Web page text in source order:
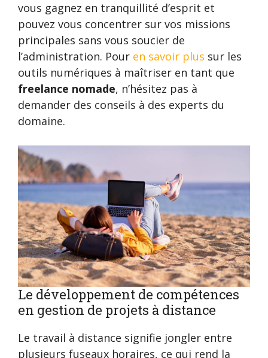
vous gagnez en tranquillité d’esprit et
pouvez vous concentrer sur vos missions
principales sans vous soucier de
l’administration. Pour en savoir plus sur les
outils numériques à maîtriser en tant que
freelance nomade, n’hésitez pas à
demander des conseils à des experts du
domaine.
Le développement de compétences
en gestion de projets à distance
Le travail à distance signifie jongler entre
plusieurs fuseaux horaires, ce qui rend la